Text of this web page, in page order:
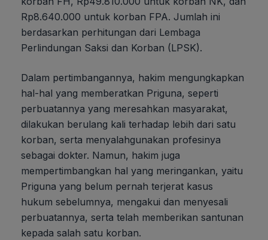
Rp8.640.000 untuk korban FPA. Jumlah ini
berdasarkan perhitungan dari Lembaga
Perlindungan Saksi dan Korban (LPSK).
Dalam pertimbangannya, hakim mengungkapkan
hal-hal yang memberatkan Priguna, seperti
perbuatannya yang meresahkan masyarakat,
dilakukan berulang kali terhadap lebih dari satu
korban, serta menyalahgunakan profesinya
sebagai dokter. Namun, hakim juga
mempertimbangkan hal yang meringankan, yaitu
Priguna yang belum pernah terjerat kasus
hukum sebelumnya, mengakui dan menyesali
perbuatannya, serta telah memberikan santunan
kepada salah satu korban.